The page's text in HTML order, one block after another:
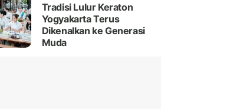
Tradisi Lulur Keraton
Yogyakarta Terus
Dikenalkan ke Generasi
Muda